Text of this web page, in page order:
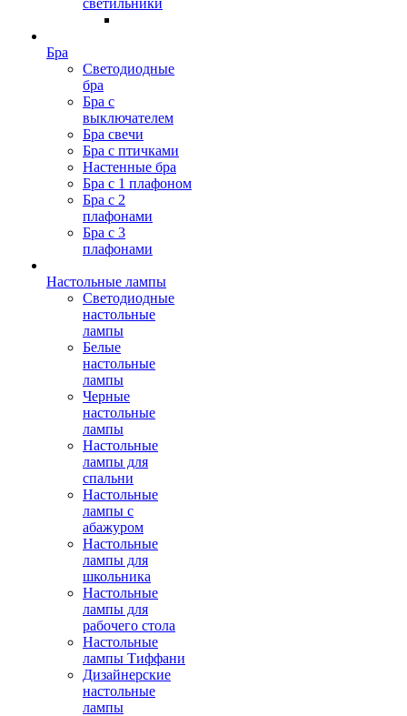
светильники
Бра
Светодиодные
бра
Бра с
выключателем
Бра свечи
Бра с птичками
Настенные бра
Бра с 1 плафоном
Бра с 2
плафонами
Бра с 3
плафонами
Настольные лампы
Светодиодные
настольные
лампы
Белые
настольные
лампы
Черные
настольные
лампы
Настольные
лампы для
спальни
Настольные
лампы с
абажуром
Настольные
лампы для
школьника
Настольные
лампы для
рабочего стола
Настольные
лампы Тиффани
Дизайнерские
настольные
лампы